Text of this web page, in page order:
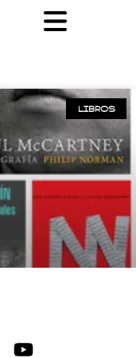
LIBROS